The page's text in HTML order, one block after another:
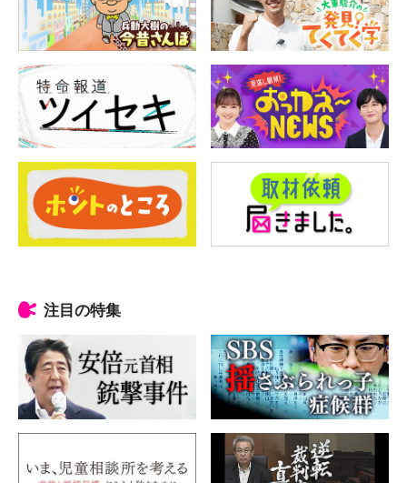
注目の特集